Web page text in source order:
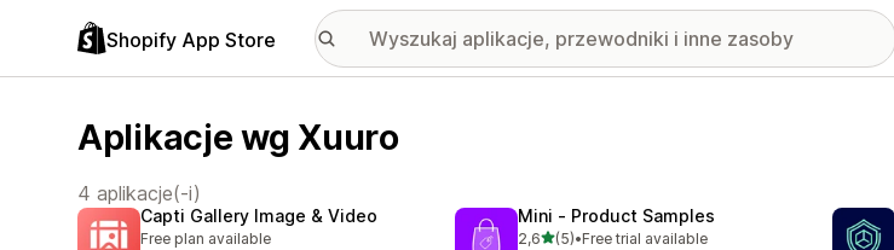
Shopify App Store
Aplikacje wg Xuuro
4 aplikacje(-i)
Capti Gallery Image & Video
Free plan available
Mini ‑ Product Samples
2,6na 5 gwiazdek
(5)•Free trial available